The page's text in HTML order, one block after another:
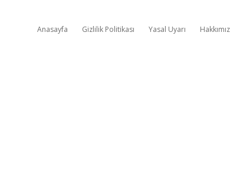
Anasayfa Gizlilik Politikası Yasal Uyarı